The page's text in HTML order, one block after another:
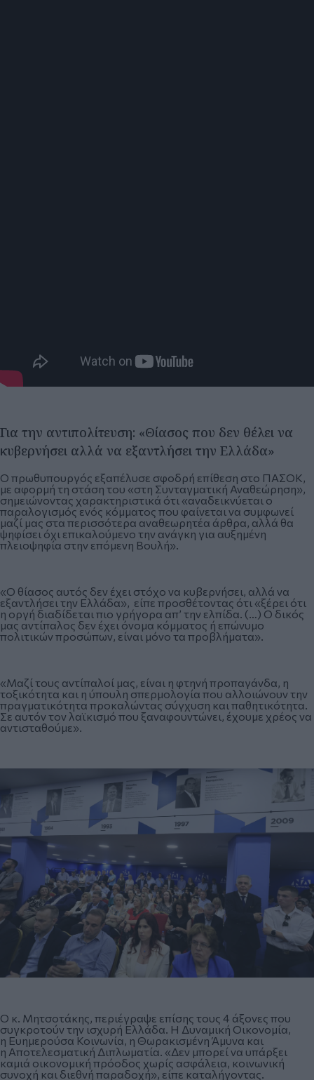
Για την αντιπολίτευση: «Θίασος που δεν θέλει να
κυβερνήσει αλλά να εξαντλήσει την Ελλάδα»
Ο πρωθυπουργός εξαπέλυσε σφοδρή επίθεση στο ΠΑΣΟΚ,
με αφορμή τη στάση του «στη Συνταγματική Αναθεώρηση»,
σημειώνοντας χαρακτηριστικά ότι «αναδεικνύεται ο
παραλογισμός ενός κόμματος που φαίνεται να συμφωνεί
μαζί μας στα περισσότερα αναθεωρητέα άρθρα, αλλά θα
ψηφίσει όχι επικαλούμενο την ανάγκη για αυξημένη
πλειοψηφία στην επόμενη Βουλή».
«Ο θίασος αυτός δεν έχει στόχο να κυβερνήσει, αλλά να
εξαντλήσει την Ελλάδα», είπε προσθέτοντας ότι «ξέρει ότι
η οργή διαδίδεται πιο γρήγορα απ’ την ελπίδα. (…) Ο δικός
μας αντίπαλος δεν έχει όνομα κόμματος ή επώνυμο
πολιτικών προσώπων, είναι μόνο τα προβλήματα».
«Μαζί τους αντίπαλοί μας, είναι η φτηνή προπαγάνδα, η
τοξικότητα και η ύπουλη σπερμολογία που αλλοιώνουν την
πραγματικότητα προκαλώντας σύγχυση και παθητικότητα.
Σε αυτόν τον λαϊκισμό που ξαναφουντώνει, έχουμε χρέος να
αντισταθούμε».
Ο κ. Μητσοτάκης, περιέγραψε επίσης τους 4 άξονες που
συγκροτούν την ισχυρή Ελλάδα. Η Δυναμική Οικονομία,
η Ευημερούσα Κοινωνία, η Θωρακισμένη Άμυνα και
η Αποτελεσματική Διπλωματία. «Δεν μπορεί να υπάρξει
καμιά οικονομική πρόοδος χωρίς ασφάλεια, κοινωνική
συνοχή και διεθνή παραδοχή», είπε καταλήγοντας.